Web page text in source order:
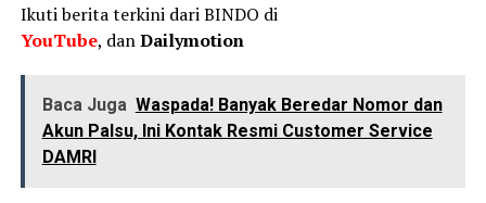
Ikuti berita terkini dari BINDO di
YouTube, danDailymotion
Baca Juga Waspada! Banyak Beredar Nomor dan
Akun Palsu, Ini Kontak Resmi Customer Service
DAMRI